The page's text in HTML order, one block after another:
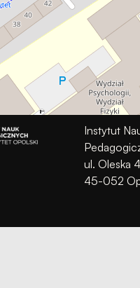
Instytut
ul. Oleska
45-052